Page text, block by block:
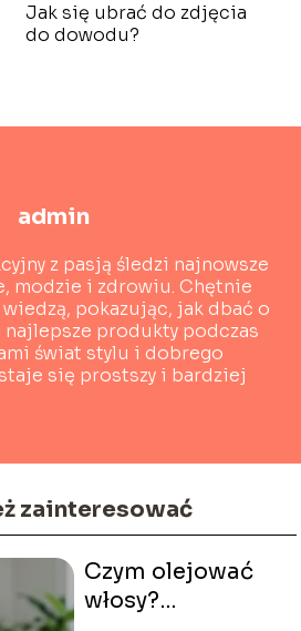
Jak się ubrać do zdjęcia
do dowodu?
admin
z pasją śledzi najnowsze
modzie i zdrowiu. Chętnie
pokazując, jak dbać o
produkty podczas
świat stylu i dobrego
się prostszy i bardziej
zainteresować
Czym olejować
włosy?